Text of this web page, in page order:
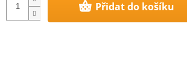
cena:
Přidat do košíku